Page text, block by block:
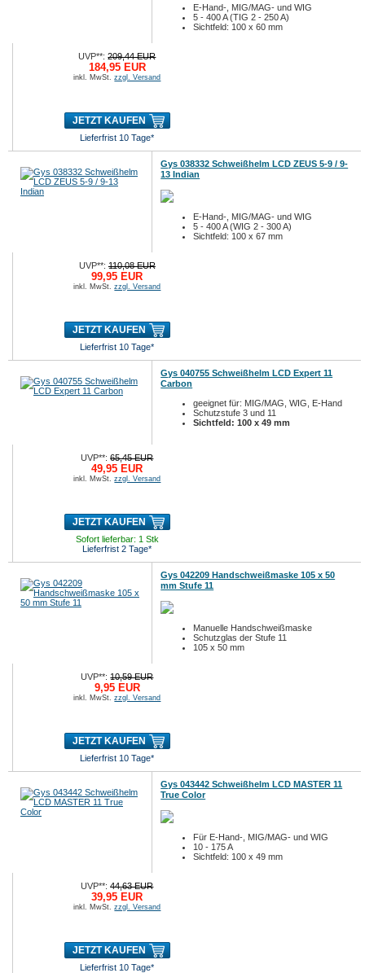
E-Hand-, MIG/MAG- und WIG
5 - 400 A (TIG 2 - 250 A)
Sichtfeld: 100 x 60 mm
UVP**:209,44 EUR
184,95 EUR
inkl. MwSt.zzgl. Versand
JETZT KAUFEN
Lieferfrist 10 Tage*
Gys 038332 Schweißhelm LCD ZEUS 5-9 / 9-
13 Indian
E-Hand-, MIG/MAG- und WIG
5 - 400 A (WIG 2 - 300 A)
Sichtfeld: 100 x 67 mm
UVP**:110,08 EUR
99,95 EUR
inkl. MwSt.zzgl. Versand
JETZT KAUFEN
Lieferfrist 10 Tage*
Gys 040755 Schweißhelm LCD Expert 11
Carbon
geeignet für: MIG/MAG, WIG, E-Hand
Schutzstufe 3 und 11
Sichtfeld: 100 x 49 mm
UVP**:65,45 EUR
49,95 EUR
inkl. MwSt.zzgl. Versand
JETZT KAUFEN
Sofort lieferbar: 1 Stk
Lieferfrist 2 Tage*
Gys 042209 Handschweißmaske 105 x 50
mm Stufe 11
Manuelle Handschweißmaske
Schutzglas der Stufe 11
105 x 50 mm
UVP**:10,59 EUR
9,95 EUR
inkl. MwSt.zzgl. Versand
JETZT KAUFEN
Lieferfrist 10 Tage*
Gys 043442 Schweißhelm LCD MASTER 11
True Color
Für E-Hand-, MIG/MAG- und WIG
10 - 175 A
Sichtfeld: 100 x 49 mm
UVP**:44,63 EUR
39,95 EUR
inkl. MwSt.zzgl. Versand
JETZT KAUFEN
Lieferfrist 10 Tage*